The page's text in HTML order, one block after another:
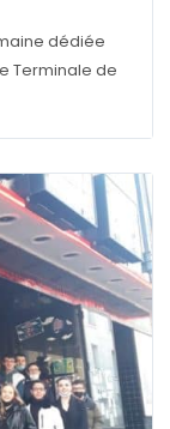
dédiée
Terminale de